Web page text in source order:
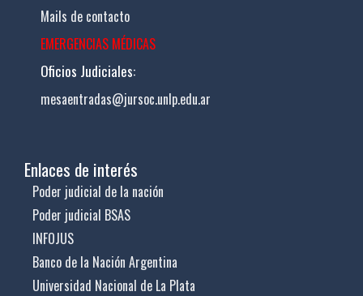
Mails de contacto
EMERGENCIAS MÉDICAS
Oficios Judiciales:
mesaentradas@jursoc.unlp.edu.ar
Enlaces de interés
Poder judicial de la nación
Poder judicial BSAS
INFOJUS
Banco de la Nación Argentina
Universidad Nacional de La Plata